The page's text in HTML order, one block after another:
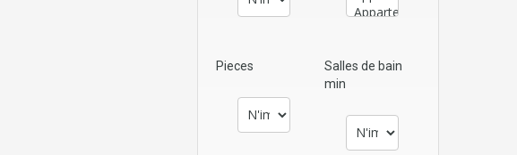
Pieces
Salles de bain
min